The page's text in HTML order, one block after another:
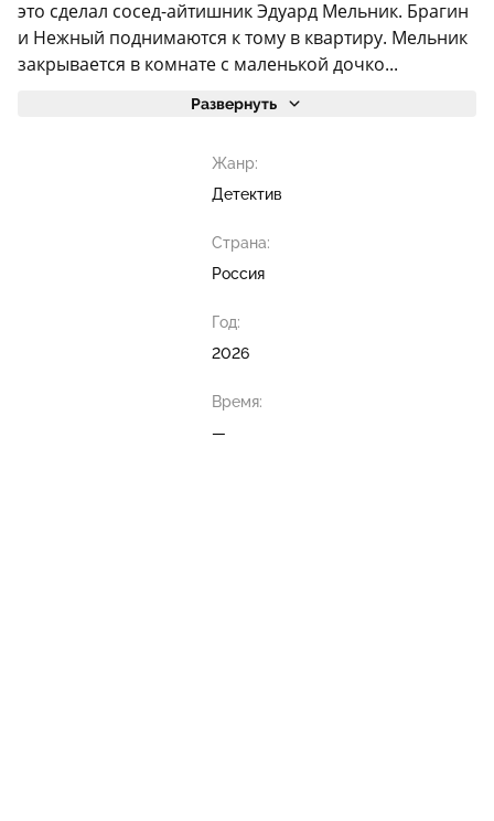
это сделал сосед-айтишник Эдуард Мельник. Брагин
и Нежный поднимаются к тому в квартиру. Мельник
закрывается в комнате с маленькой дочко...
Развернуть
Жанр:
Детектив
Страна:
Россия
Год:
2026
Время:
—